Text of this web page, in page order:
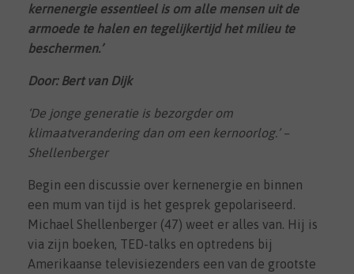
kernenergie essentieel is om alle mensen uit de
armoede te halen en tegelijkertijd het milieu te
beschermen.’
Door: Bert van Dijk
‘De jonge generatie is bezorgder om
klimaatverandering dan om een kernoorlog.’ –
Shellenberger
Begin een discussie over kernenergie en binnen
een mum van tijd is het gesprek gepolariseerd.
Michael Shellenberger (47) weet er alles van. Hij is
via zijn boeken, TED-talks en optredens bij
Amerikaanse televisiezenders een van de grootste